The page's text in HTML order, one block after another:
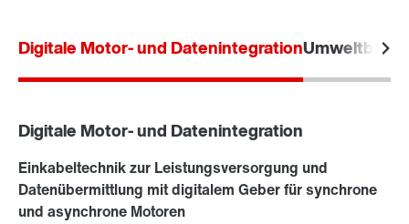
Digitale Motor- und Datenintegration
Digitale Motor- und Datenintegration
Einkabeltechnik zur Leistungsversorgung und
Datenübermittlung mit digitalem Geber für synchrone
und asynchrone Motoren